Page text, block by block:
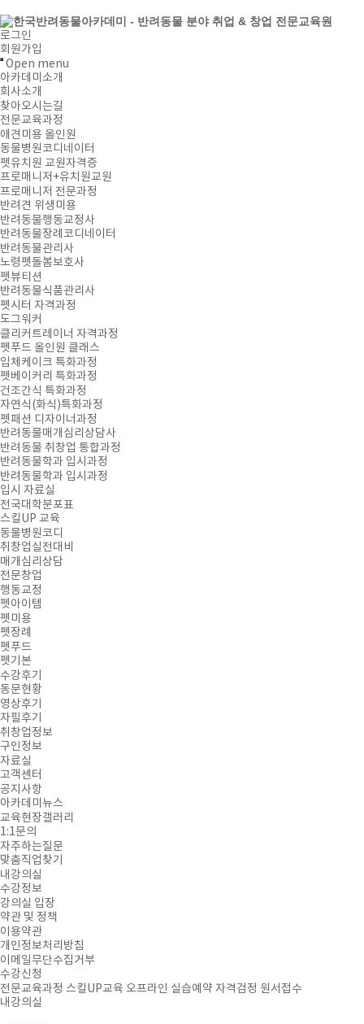
로그인
회원가입
Open menu
아카데미소개
회사소개
찾아오시는길
전문교육과정
애견미용 올인원
동물병원코디네이터
펫유치원 교원자격증
프로매니저+유치원교원
프로매니저 전문과정
반려견 위생미용
반려동물행동교정사
반려동물장례코디네이터
반려동물관리사
노령펫돌봄보호사
펫뷰티션
반려동물식품관리사
펫시터 자격과정
도그워커
클리커트레이너 자격과정
펫푸드 올인원 클래스
입체케이크 특화과정
펫베이커리 특화과정
건조간식 특화과정
자연식(화식)특화과정
펫패션 디자이너과정
반려동물매개심리상담사
반려동물 취창업 통합과정
반려동물학과 입시과정
반려동물학과 입시과정
입시 자료실
전국대학분포표
스킬UP 교육
동물병원코디
취창업실전대비
매개심리상담
전문창업
행동교정
펫아이템
펫미용
펫장례
펫푸드
펫기본
수강후기
동문현황
영상후기
자필후기
취창업정보
구인정보
자료실
고객센터
공지사항
아카데미뉴스
교육현장갤러리
1:1문의
자주하는질문
맞춤직업찾기
내강의실
수강정보
강의실 입장
약관 및 정책
이용약관
개인정보처리방침
이메일무단수집거부
수강신청
전문교육과정 스킬UP교육 오프라인 실습예약 자격검정 원서접수
내강의실